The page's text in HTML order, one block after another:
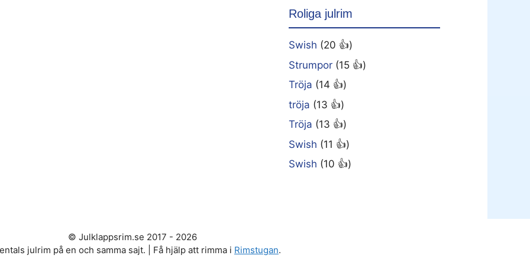
Roliga julrim
Swish (20 👍)
Strumpor (15 👍)
Tröja (14 👍)
tröja (13 👍)
Tröja (13 👍)
Swish (11 👍)
Swish (10 👍)
© Julklappsrim.se 2017 - 2026
julrim på en och samma sajt. | Få hjälp att rimma i Rimstugan.